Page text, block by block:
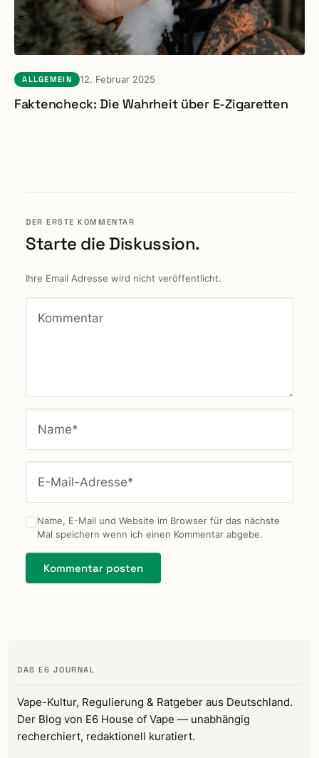
ALLGEMEIN 12. Februar 2025
Faktencheck: Die Wahrheit über E-Zigaretten
DER ERSTE KOMMENTAR
Starte die Diskussion.
Ihre Email Adresse wird nicht veröffentlicht.
Kommentar
Name*
E-Mail-Adresse*
Name, E-Mail und Website im Browser für das nächste
Mal speichern wenn ich einen Kommentar abgebe.
DAS E6 JOURNAL
Vape-Kultur, Regulierung & Ratgeber aus Deutschland.
Der Blog von E6 House of Vape — unabhängig
recherchiert, redaktionell kuratiert.